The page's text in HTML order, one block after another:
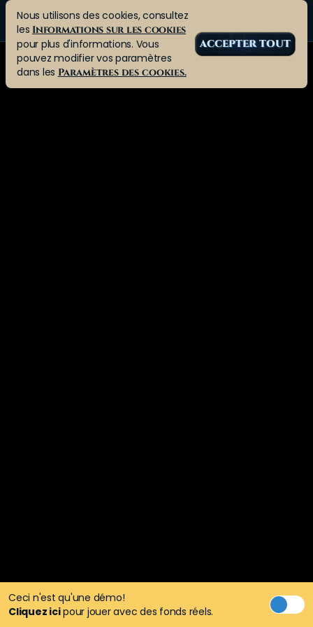
Ceci n'est qu'une démo!
Cliquez icipour jouer avec des fonds réels.
Nous utilisons des cookies, consultez
les Informations sur les cookies
pour plus d'informations. Vous
pouvez modifier vos paramètres
dans les Paramètres des cookies.
ACCEPTER TOUT